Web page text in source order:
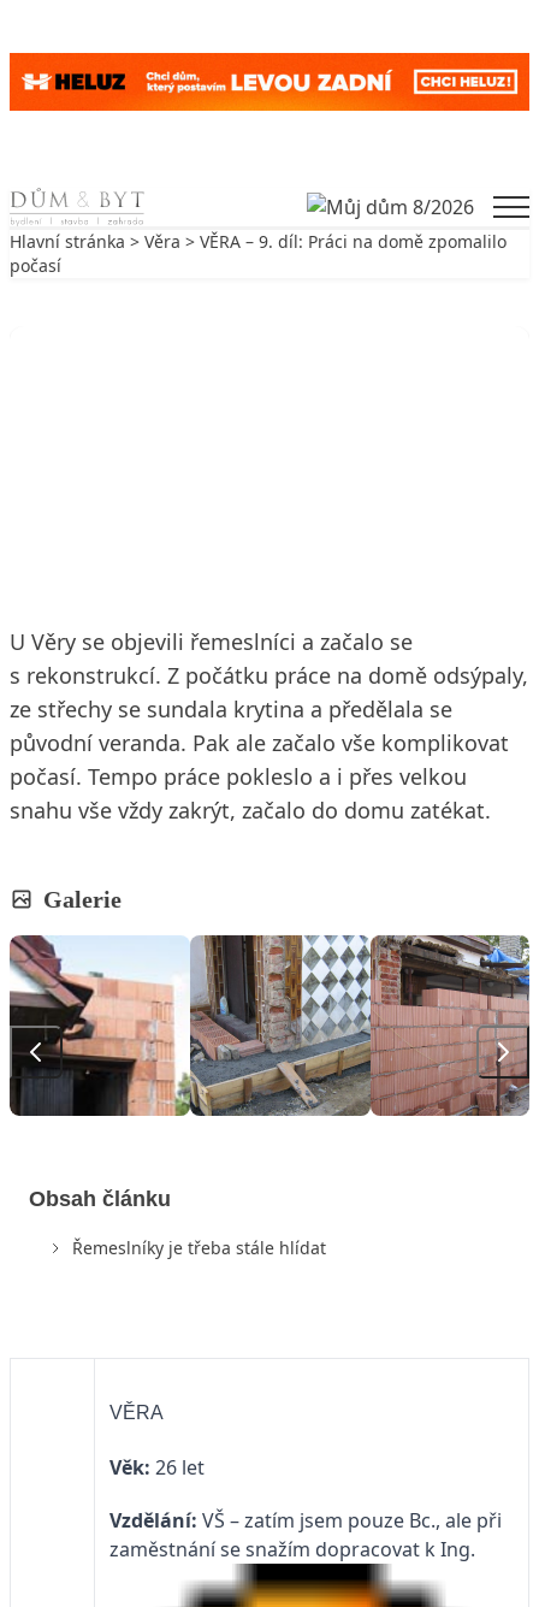
Skip to content
Hlavní stránka > Věra > VĚRA – 9. díl: Práci na domě zpomalilo
počasí
U Věry se objevili řemeslníci a začalo se
s rekonstrukcí. Z počátku práce na domě odsýpaly,
ze střechy se sundala krytina a předělala se
původní veranda. Pak ale začalo vše komplikovat
počasí. Tempo práce pokleslo a i přes velkou
snahu vše vždy zakrýt, začalo do domu zatékat.
Galerie
Obsah článku
Řemeslníky je třeba stále hlídat
VĚRA
Věk: 26 let
Vzdělání: VŠ – zatím jsem pouze Bc., ale při
zaměstnání se snažím dopracovat k Ing.